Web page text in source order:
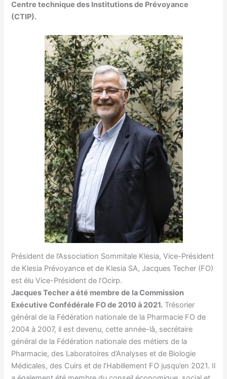
Centre technique des Institutions de Prévoyance
(CTIP).
Président de l’Association Sommitale Klesia, Vice-Président
de Klesia Prévoyance et de Klesia SA, Jacques Techer (FO)
est élu Vice-Président de l’Ocirp.
Jacques Techer a été membre de la Commission
Exécutive Confédérale FO de 2010 à 2021. Trésorier
général de la Fédération nationale de la Pharmacie FO de
2004 à 2007, il est devenu, cette année-là̀, secrétaire
général de la Fédération nationale des métiers de la
Pharmacie, des Laboratoires d’Analyses et de Biologie
Médicales, des Cuirs et de l’Habillement FO jusqu’en 2021. Il